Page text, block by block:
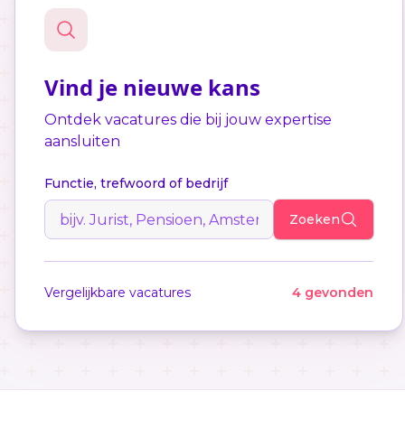
Vind je nieuwe kans
Ontdek vacatures die bij jouw expertise
aansluiten
Functie, trefwoord of bedrijf
Zoeken
Vergelijkbare vacatures 4 gevonden